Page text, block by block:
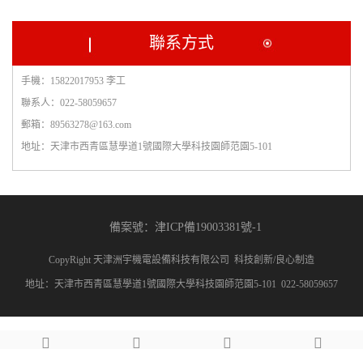
聯系方式
手機：15822017953 李工
聯系人：022-58059657
郵箱：89563278@163.com
地址：天津市西青區慧學道1號國際大學科技園師范園5-101
備案號：津ICP備19003381號-1
CopyRight 天津洲宇機電設備科技有限公司 科技創新/良心制造
地址：天津市西青區慧學道1號國際大學科技園師范園5-101 022-58059657